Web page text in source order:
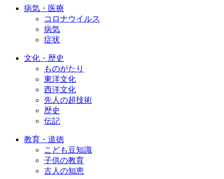
病気・医療
コロナウイルス
病気
症状
文化・歴史
ものがたり
東洋文化
西洋文化
先人の超技術
歴史
伝記
教育・道徳
こども豆知識
子供の教育
古人の知恵